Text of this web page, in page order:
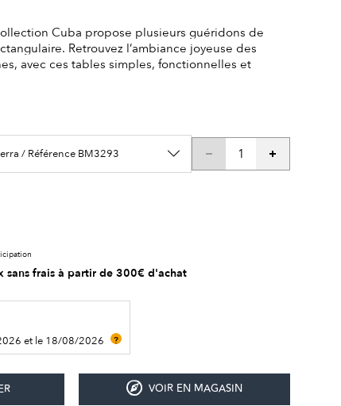
Cuba propose plusieurs guéridons de
Retrouvez l’ambiance joyeuse des
avec ces tables simples, fonctionnelles et
/ Référence BM3293
sans frais à partir de 300€ d'achat
et le 18/08/2026 ?
VOIR EN MAGASIN